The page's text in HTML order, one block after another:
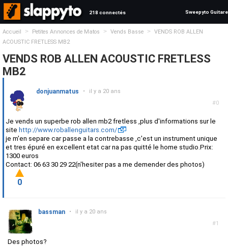
218 connectés Sweepyto Guitare
Accueil > Petites Annonces de Matos > Vends Basse >
VENDS ROB ALLEN
ACOUSTIC FRETLESS MB2
VENDS ROB ALLEN ACOUSTIC FRETLESS
MB2
#0
donjuanmatus • il y a 20 ans
Je vends un superbe rob allen mb2 fretless ,plus d'informations sur le
site http://www.roballenguitars.com/
je m'en separe car passe a la contrebasse ,c'est un instrument unique
et tres épuré en excellent etat car na pas quitté le home studio.Prix:
1300 euros
Contact: 06 63 30 29 22(n'hesiter pas a me demender des photos)
0
#1
bassman • il y a 20 ans
Des photos?